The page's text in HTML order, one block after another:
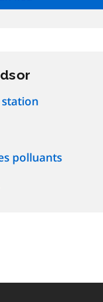
polluants